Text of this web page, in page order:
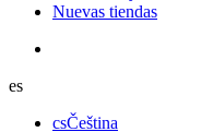
Nuevas tiendas
es
csČeština